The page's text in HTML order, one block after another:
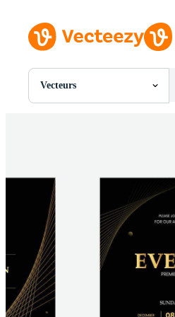
Vecteurs
Toutes Images
Motion graphics
Images Éditoriales
Événements Éditoriaux